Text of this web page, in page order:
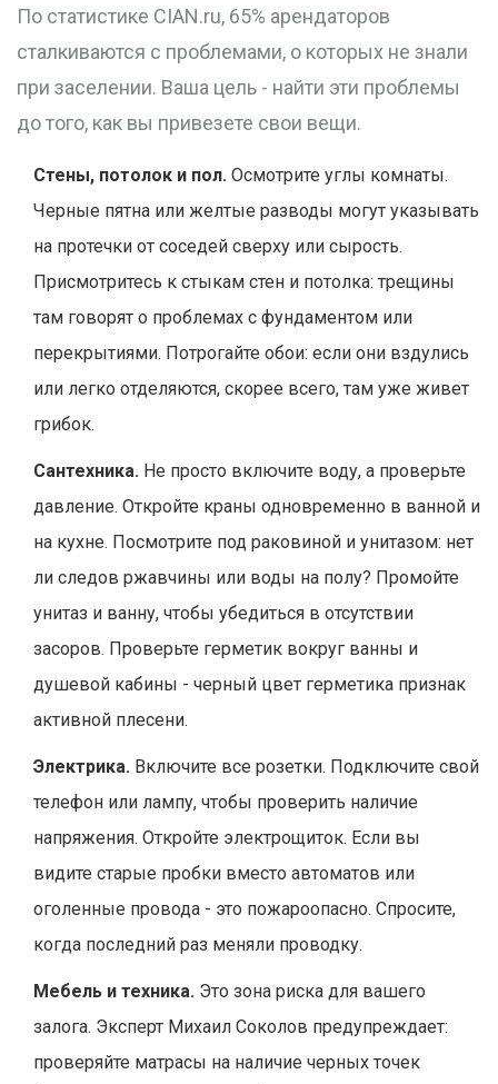
По статистике CIAN.ru, 65% арендаторов
сталкиваются с проблемами, о которых не знали
при заселении. Ваша цель - найти эти проблемы
до того, как вы привезете свои вещи.
Стены, потолок и пол. Осмотрите углы комнаты.
Черные пятна или желтые разводы могут указывать
на протечки от соседей сверху или сырость.
Присмотритесь к стыкам стен и потолка: трещины
там говорят о проблемах с фундаментом или
перекрытиями. Потрогайте обои: если они вздулись
или легко отделяются, скорее всего, там уже живет
грибок.
Сантехника. Не просто включите воду, а проверьте
давление. Откройте краны одновременно в ванной и
на кухне. Посмотрите под раковиной и унитазом: нет
ли следов ржавчины или воды на полу? Промойте
унитаз и ванну, чтобы убедиться в отсутствии
засоров. Проверьте герметик вокруг ванны и
душевой кабины - черный цвет герметика признак
активной плесени.
Электрика. Включите все розетки. Подключите свой
телефон или лампу, чтобы проверить наличие
напряжения. Откройте электрощиток. Если вы
видите старые пробки вместо автоматов или
оголенные провода - это пожароопасно. Спросите,
когда последний раз меняли проводку.
Мебель и техника. Это зона риска для вашего
залога. Эксперт Михаил Соколов предупреждает:
проверяйте матрасы на наличие черных точек